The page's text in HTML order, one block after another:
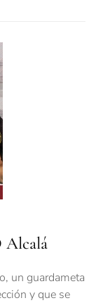
Alcalá
un guardameta
y que se